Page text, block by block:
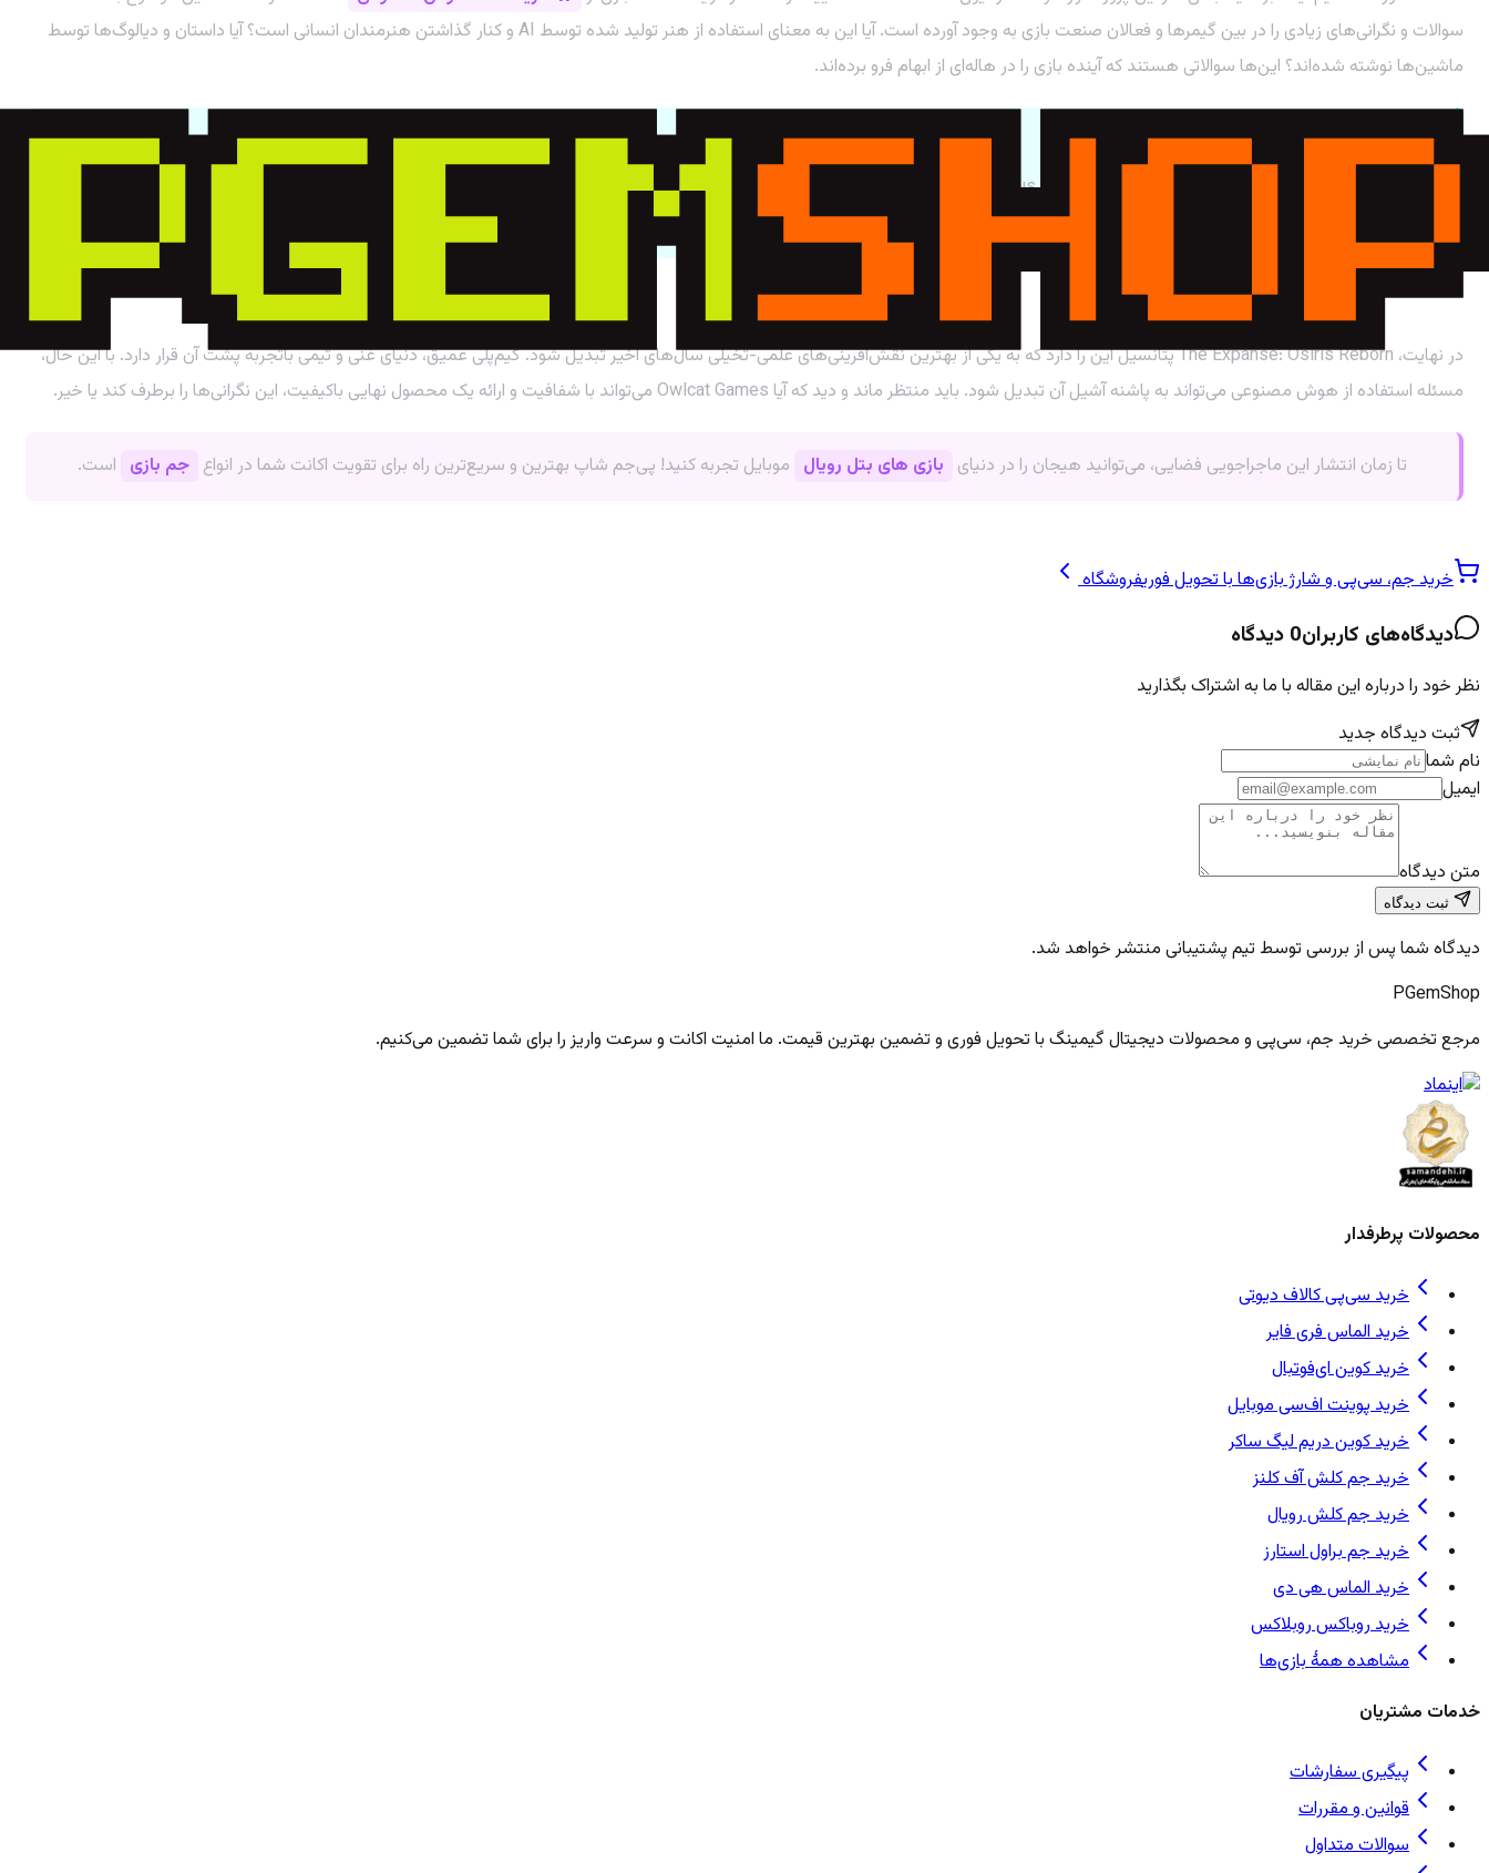
سوالات و نگرانی‌های زیادی را در بین گیمرها و فعالان صنعت بازی به وجود آورده است. آیا این به معنای استفاده از هنر تولید شده توسط AI و کنار گذاشتن هنرمندان انسانی است؟ آیا داستان و دیالوگ‌ها توسط
ماشین‌ها نوشته شده‌اند؟ این‌ها سوالاتی هستند که آینده بازی را در هاله‌ای از ابهام فرو برده‌اند.
نکته کلیدی: مرز باریک بین ابزار و جایگزین
بحث اصلی اینجاست: آیا Owlcat Games از 🛒 خرید اکانت ChatGPT Plus و ابزارهای مشابه به عنوان یک «ابزار کمکی» برای سرعت بخشیدن به کارهای تکراری استفاده کرده یا به عنوان «جایگزین» برای
خلاقیت انسانی؟ شفافیت توسعه‌دهندگان در این مورد، سرنوشت استقبال از این بازی را مشخص خواهد کرد.
آینده Osiris Reborn: شاهکار یا قربانی؟
در نهایت، The Expanse: Osiris Reborn پتانسیل این را دارد که به یکی از بهترین نقش‌آفرینی‌های علمی-تخیلی سال‌های اخیر تبدیل شود. گیم‌پلی عمیق، دنیای غنی و تیمی باتجربه پشت آن قرار دارد. با این حال،
مسئله استفاده از هوش مصنوعی می‌تواند به پاشنه آشیل آن تبدیل شود. باید منتظر ماند و دید که آیا Owlcat Games می‌تواند با شفافیت و ارائه یک محصول نهایی باکیفیت، این نگرانی‌ها را برطرف کند یا خیر.
تا زمان انتشار این ماجراجویی فضایی، می‌توانید هیجان را در دنیای بازی های بتل رویال موبایل تجربه کنید! پی‌جم شاپ بهترین و سریع‌ترین راه برای تقویت اکانت شما در انواع جم بازی است.
خرید جم، سی‌پی و شارژ بازی‌ها با تحویل فوریفروشگاه
دیدگاه‌های کاربران0 دیدگاه
نظر خود را درباره این مقاله با ما به اشتراک بگذارید
ثبت دیدگاه جدید
نام شما
ایمیل
متن دیدگاه
ثبت دیدگاه
دیدگاه شما پس از بررسی توسط تیم پشتیبانی منتشر خواهد شد.
PGemShop
مرجع تخصصی خرید جم، سی‌پی و محصولات دیجیتال گیمینگ با تحویل فوری و تضمین بهترین قیمت. ما امنیت اکانت و سرعت واریز را برای شما تضمین می‌کنیم.
محصولات پرطرفدار
خرید سی‌پی کالاف دیوتی
خرید الماس فری فایر
خرید کوین ای‌فوتبال
خرید پوینت اف‌سی موبایل
خرید کوین دریم لیگ ساکر
خرید جم کلش آف کلنز
خرید جم کلش رویال
خرید جم براول استارز
خرید الماس هی دی
خرید روباکس روبلاکس
مشاهده همهٔ بازی‌ها
خدمات مشتریان
پیگیری سفارشات
قوانین و مقررات
سوالات متداول